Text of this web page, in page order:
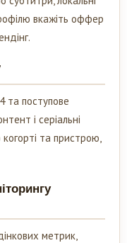
вкажіть оффер
та поступове
і серіальні
та пристрою,
метрик,